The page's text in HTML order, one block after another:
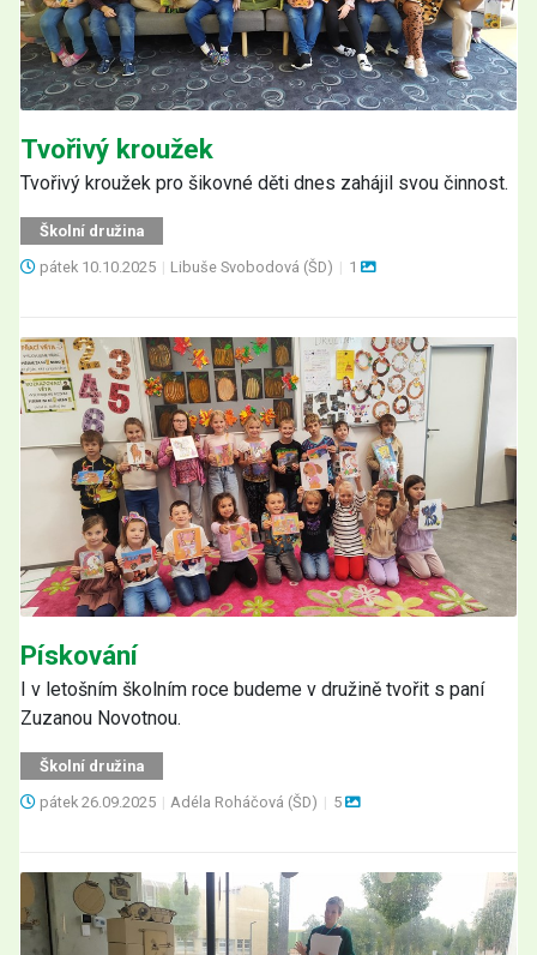
Tvořivý kroužek
Tvořivý kroužek pro šikovné děti dnes zahájil svou činnost.
Školní družina
pátek 10.10.2025 | Libuše Svobodová (ŠD) | 1
Pískování
I v letošním školním roce budeme v družině tvořit s paní
Zuzanou Novotnou.
Školní družina
pátek 26.09.2025 | Adéla Roháčová (ŠD) | 5